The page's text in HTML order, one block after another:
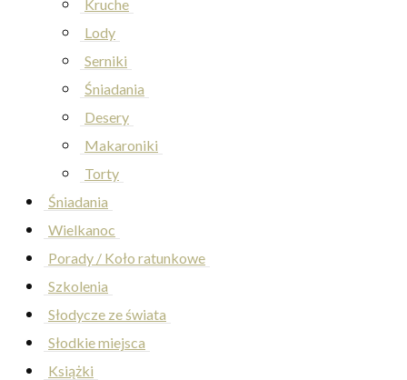
Kruche
Lody
Serniki
Śniadania
Desery
Makaroniki
Torty
Śniadania
Wielkanoc
Porady / Koło ratunkowe
Szkolenia
Słodycze ze świata
Słodkie miejsca
Książki